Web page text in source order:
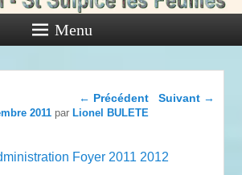
Feuilles
Activités diverses de l'Association
Menu
Navigation dans les
← Précédent Suivant →
2011 parLionel BULETE
Foyer 2011 2012